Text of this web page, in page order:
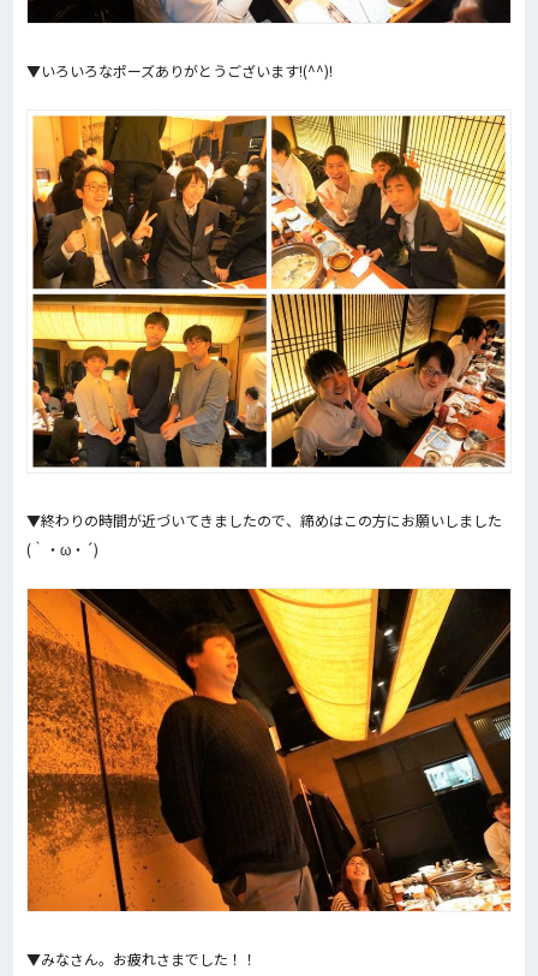
▼いろいろなポーズありがとうございます!(^^)!
▼終わりの時間が近づいてきましたので、締めはこの方にお願いしました
(｀・ω・´)
▼みなさん。お疲れさまでした！！